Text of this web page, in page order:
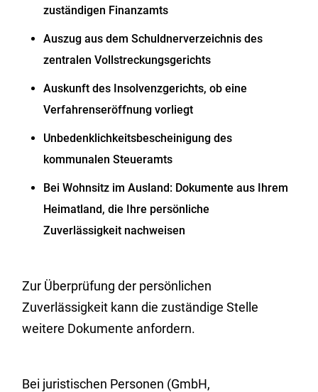
zuständigen Finanzamts
Auszug aus dem Schuldnerverzeichnis des
zentralen Vollstreckungsgerichts
Auskunft des Insolvenzgerichts, ob eine
Verfahrenseröffnung vorliegt
Unbedenklichkeitsbescheinigung des
kommunalen Steueramts
Bei Wohnsitz im Ausland: Dokumente aus Ihrem
Heimatland, die Ihre persönliche
Zuverlässigkeit nachweisen
Zur Überprüfung der persönlichen
Zuverlässigkeit kann die zuständige Stelle
weitere Dokumente anfordern.
Bei juristischen Personen (GmbH,